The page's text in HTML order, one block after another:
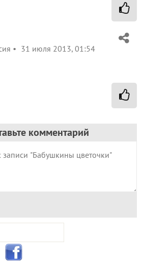
31 июля 2013, 01:54
комментарий